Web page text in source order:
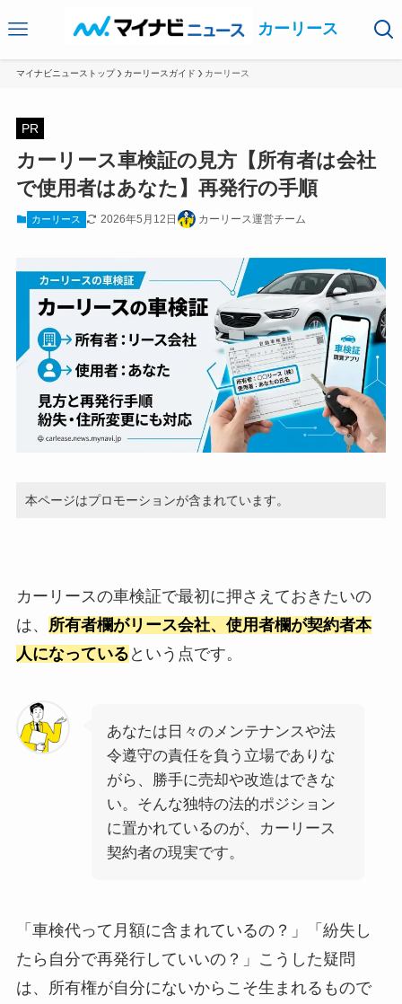
カーリース
マイナビニューストップ カーリースガイド カーリース
PR
カーリース車検証の見方【所有者は会社
で使用者はあなた】再発行の手順
カーリース 2026年5月12日 カーリース運営チーム
本ページはプロモーションが含まれています。
カーリースの車検証で最初に押さえておきたいの
は、 所有者欄がリース会社、使用者欄が契約者本
人になっている という点です。
あなたは日々のメンテナンスや法
令遵守の責任を負う立場でありな
がら、勝手に売却や改造はできな
い。そんな独特の法的ポジション
に置かれているのが、カーリース
契約者の現実です。
「車検代って月額に含まれているの？」「紛失し
たら自分で再発行していいの？」こうした疑問
は、所有権が自分にないからこそ生まれるもので